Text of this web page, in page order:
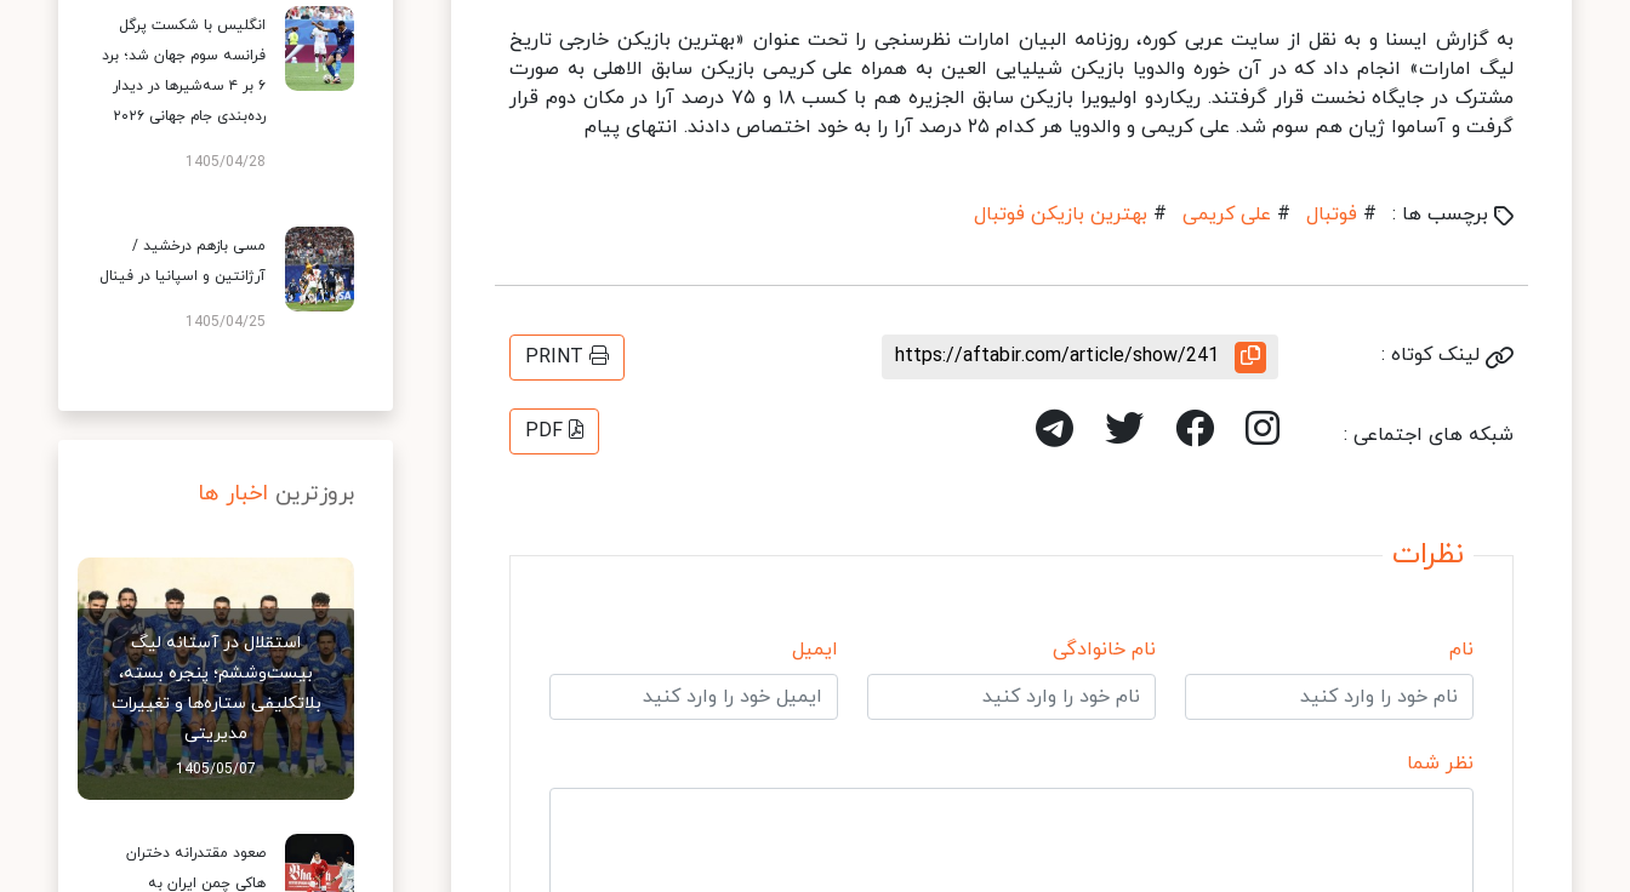
به گزارش ایسنا و به نقل از سایت عربی کوره، روزنامه البیان امارات نظرسنجی را تحت عنوان «بهترین بازیکن خارجی تاریخ
لیگ امارات» انجام داد که در آن خوره والدویا بازیکن شیلیایی العین به همراه علی کریمی بازیکن سابق الاهلی به صورت
مشترک در جایگاه نخست قرار گرفتند. ریکاردو اولیویرا بازیکن سابق الجزیره هم با کسب ۱۸ و ۷۵ درصد آرا در مکان دوم قرار
گرفت و آساموا ژیان هم سوم شد. علی کریمی و والدویا هر کدام ۲۵ درصد آرا را به خود اختصاص دادند. انتهای پیام
برچسب ها : # فوتبال # علی کریمی # بهترین بازیکن فوتبال
لینک کوتاه : https://aftabir.com/article/show/241
PRINT
شبکه های اجتماعی : PDF
نظرات
نام نام خانوادگی ایمیل
نظر شما
انگلیس با شکست پرگل
فرانسه سوم جهان شد؛ برد
۶ بر ۴ سه‌شیرها در دیدار
رده‌بندی جام جهانی ۲۰۲۶
1405/04/28
مسی بازهم درخشید /
آرژانتین و اسپانیا در فینال
1405/04/25
بروزترین اخبار ها
استقلال در آستانه لیگ
بیست‌وششم؛ پنجره بسته،
بلاتکلیفی ستاره‌ها و تغییرات
مدیریتی
1405/05/07
صعود مقتدرانه دختران
هاکی چمن ایران به